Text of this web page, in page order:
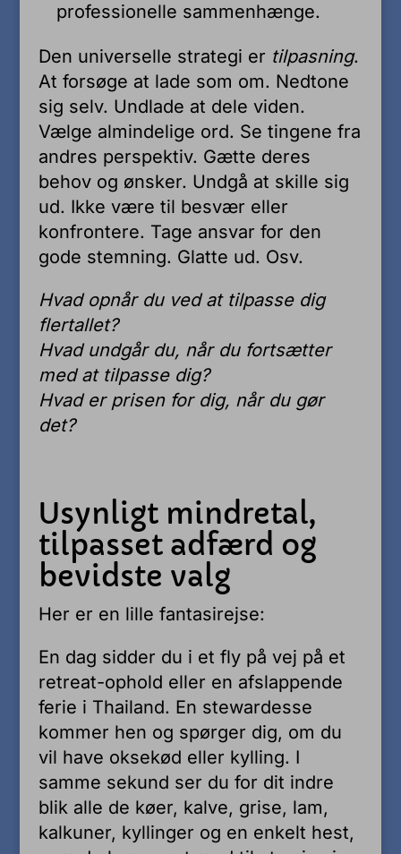
professionelle sammenhænge.
Den universelle strategi er tilpasning.
At forsøge at lade som om. Nedtone
sig selv. Undlade at dele viden.
Vælge almindelige ord. Se tingene fra
andres perspektiv. Gætte deres
behov og ønsker. Undgå at skille sig
ud. Ikke være til besvær eller
konfrontere. Tage ansvar for den
gode stemning. Glatte ud. Osv.
Hvad opnår du ved at tilpasse dig
flertallet?
Hvad undgår du, når du fortsætter
med at tilpasse dig?
Hvad er prisen for dig, når du gør
det?
Usynligt mindretal,
tilpasset adfærd og
bevidste valg
Her er en lille fantasirejse:
En dag sidder du i et fly på vej på et
retreat-ophold eller en afslappende
ferie i Thailand. En stewardesse
kommer hen og spørger dig, om du
vil have oksekød eller kylling. I
samme sekund ser du for dit indre
blik alle de køer, kalve, grise, lam,
kalkuner, kyllinger og en enkelt hest,